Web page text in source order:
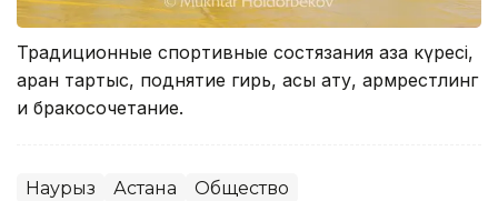
Традиционные спортивные состязания қазақ күресі,
арқан тартыс, поднятие гирь, асық ату, армрестлинг
и бракосочетание.
Наурыз Астана Общество